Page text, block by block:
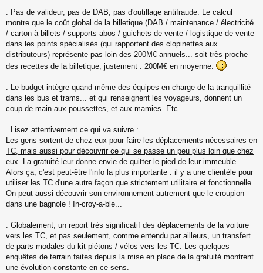
. Pas de valideur, pas de DAB, pas d'outillage antifraude. Le calcul
montre que le coût global de la billetique (DAB / maintenance / électricité
/ carton à billets / supports abos / guichets de vente / logistique de vente
dans les points spécialisés (qui rapportent des clopinettes aux
distributeurs) représente pas loin des 200M€ annuels... soit très proche
des recettes de la billetique, justement : 200M€ en moyenne.
. Le budget intègre quand même des équipes en charge de la tranquillité
dans les bus et trams... et qui renseignent les voyageurs, donnent un
coup de main aux poussettes, et aux mamies. Etc.
. Lisez attentivement ce qui va suivre :
Les gens sortent de chez eux pour faire les déplacements nécessaires en
TC, mais aussi pour découvrir ce qui se passe un peu plus loin que chez
eux. La gratuité leur donne envie de quitter le pied de leur immeuble.
Alors ça, c'est peut-être l'info la plus importante : il y a une clientèle pour
utiliser les TC d'une autre façon que strictement utilitaire et fonctionnelle.
On peut aussi découvrir son environnement autrement que le croupion
dans une bagnole ! In-croy-a-ble...
. Globalement, un report très significatif des déplacements de la voiture
vers les TC, et pas seulement, comme entendu par ailleurs, un transfert
de parts modales du kit piétons / vélos vers les TC. Les quelques
enquêtes de terrain faites depuis la mise en place de la gratuité montrent
une évolution constante en ce sens.